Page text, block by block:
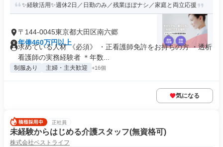
✨経験活用✨週休2日／日勤のみ／残業ほぼナシ／家庭と両立応援
〒144-0045東京都大田区南六郷
年俸460万円以上
求めている人材 《必須》 ・正看護師免許をお持ちの方 ・透析
看護師の実務経験者 ＊年数...
制服あり 主婦・主夫歓迎 +16個
気になる
正社員
未経験からはじめる介護スタッフ(無資格可)
株式会社ベストライフ